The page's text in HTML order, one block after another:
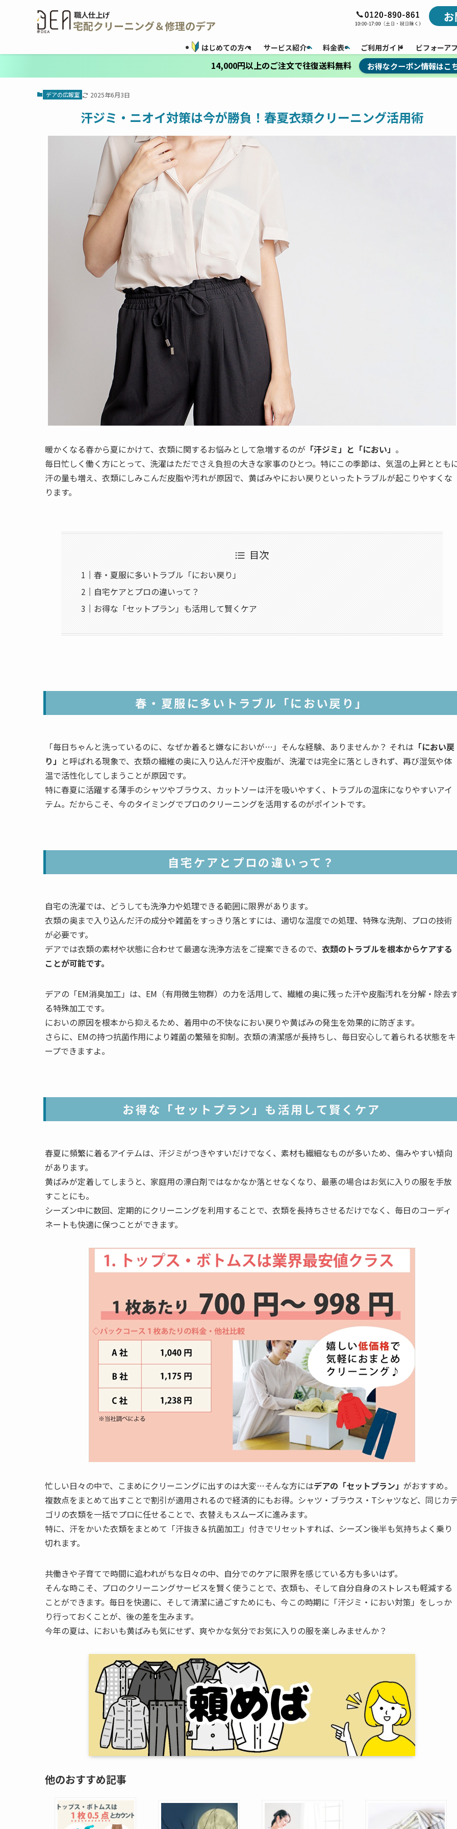
職人仕上げ
宅配クリーニング＆修理のデア
はじめての方へ サービス紹介 料金表 ご利用ガイド ビフォーア
14,000円以上のご注文で往復送料無料 お得なクーポン情報はこ
デアの広報室 2025年6月3日
汗ジミ・ニオイ対策は今が勝負！春夏衣類クリーニング活用術
暖かくなる春から夏にかけて、衣類に関するお悩みとして急増するのが 「汗ジミ」と「におい」 。
毎日忙しく働く方にとって、洗濯はただでさえ負担の大きな家事のひとつ。特にこの季節は、気温の上昇ととも
汗の量も増え、衣類にしみこんだ皮脂や汚れが原因で、黄ばみやにおい戻りといったトラブルが起こりやすくな
ります。
目次
春・夏服に多いトラブル「におい戻り」
自宅ケアとプロの違いって？
お得な「セットプラン」も活用して賢くケア
春・夏服に多いトラブル「におい戻り」
「毎日ちゃんと洗っているのに、なぜか着ると嫌なにおいが…」そんな経験、ありませんか？ それは 「におい戻
り」 と呼ばれる現象で、衣類の繊維の奥に入り込んだ汗や皮脂が、洗濯では完全に落としきれず、再び湿気や体
温で活性化してしまうことが原因です。
特に春夏に活躍する薄手のシャツやブラウス、カットソーは汗を吸いやすく、トラブルの温床になりやすいアイ
テム。だからこそ、今のタイミングでプロのクリーニングを活用するのがポイントです。
自宅ケアとプロの違いって？
自宅の洗濯では、どうしても洗浄力や処理できる範囲に限界があります。
衣類の奥まで入り込んだ汗の成分や雑菌をすっきり落とすには、適切な温度での処理、特殊な洗剤、プロの技術
が必要です。
デアでは衣類の素材や状態に合わせて最適な洗浄方法をご提案できるので、 衣類のトラブルを根本からケアする
ことが可能です。
デアの「EM消臭加工」は、EM（有用微生物群）の力を活用して、繊維の奥に残った汗や皮脂汚れを分解・除去
る特殊加工です。
においの原因を根本から抑えるため、着用中の不快なにおい戻りや黄ばみの発生を効果的に防ぎます。
さらに、EMの持つ抗菌作用により雑菌の繁殖を抑制。衣類の清潔感が長持ちし、毎日安心して着られる状態をキ
ープできますよ。
お得な「セットプラン」も活用して賢くケア
春夏に頻繁に着るアイテムは、汗ジミがつきやすいだけでなく、素材も繊細なものが多いため、傷みやすい傾向
があります。
黄ばみが定着してしまうと、家庭用の漂白剤ではなかなか落とせなくなり、最悪の場合はお気に入りの服を手放
すことにも。
シーズン中に数回、定期的にクリーニングを利用することで、衣類を長持ちさせるだけでなく、毎日のコーディ
ネートも快適に保つことができます。
忙しい日々の中で、こまめにクリーニングに出すのは大変…そんな方にはデアの「セットプラン」 がおすすめ。
複数点をまとめて出すことで割引が適用されるので経済的にもお得。シャツ・ブラウス・Tシャツなど、同じカ
ゴリの衣類を一括でプロに任せることで、衣替えもスムーズに進みます。
特に、汗をかいた衣類をまとめて「汗抜き＆抗菌加工」付きでリセットすれば、シーズン後半も気持ちよく乗り
切れます。
共働きや子育てで時間に追われがちな日々の中、自分でのケアに限界を感じている方も多いはず。
そんな時こそ、プロのクリーニングサービスを賢く使うことで、衣類も、そして自分自身のストレスも軽減する
ことができます。毎日を快適に、そして清潔に過ごすためにも、今この時期に「汗ジミ・におい対策」をしっか
り行っておくことが、後の差を生みます。
今年の夏は、においも黄ばみも気にせず、爽やかな気分でお気に入りの服を楽しみませんか？
他のおすすめ記事